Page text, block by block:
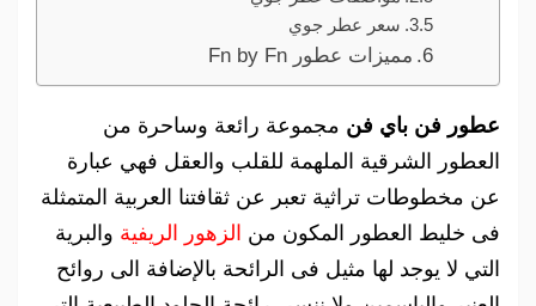
سعر عطر جوي
مميزات عطور Fn by Fn
عطور فن باي فن مجموعة رائعة وساحرة من
العطور الشرقية الملهمة للقلب والعقل فهي عبارة
عن مخطوطات تراثية تعبر عن ثقافتنا العربية المتمثلة
فى خليط العطور المكون من الزهور الريفية والبرية
التي لا يوجد لها مثيل فى الرائحة بالإضافة الى روائح